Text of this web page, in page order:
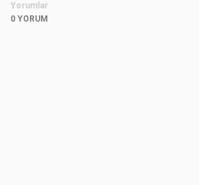
Yorumlar
0 YORUM